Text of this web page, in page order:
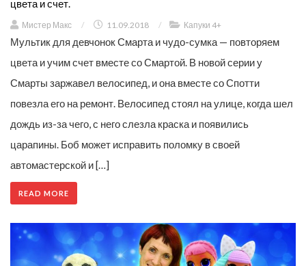
цвета и счет.
Мистер Макс / 11.09.2018 / Капуки 4+
Мультик для девчонок Смарта и чудо-сумка — повторяем
цвета и учим счет вместе со Смартой. В новой серии у
Смарты заржавел велосипед, и она вместе со Спотти
повезла его на ремонт. Велосипед стоял на улице, когда шел
дождь из-за чего, с него слезла краска и появились
царапины. Боб может исправить поломку в своей
автомастерской и […]
READ MORE